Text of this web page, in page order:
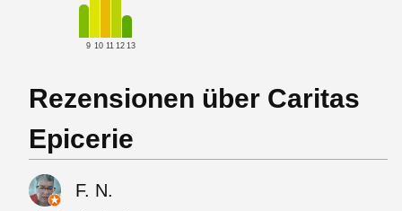
9 10 11 12 13
Rezensionen über Caritas
Epicerie
F. N.